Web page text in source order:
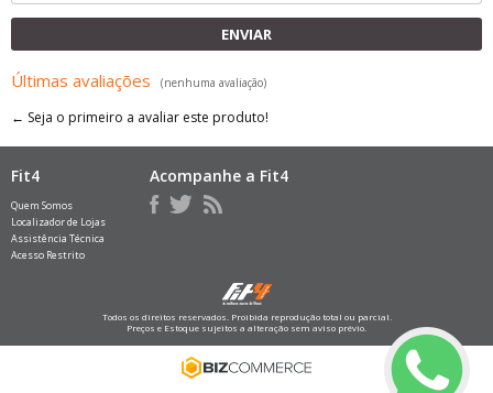
ENVIAR
Últimas avaliações (nenhuma avaliação)
← Seja o primeiro a avaliar este produto!
Fit4
Quem Somos
Localizador de Lojas
Assistência Técnica
Acesso Restrito
Acompanhe a Fit4
Todos os direitos reservados. Proibida reprodução total ou parcial.
Preços e Estoque sujeitos a alteração sem aviso prévio.